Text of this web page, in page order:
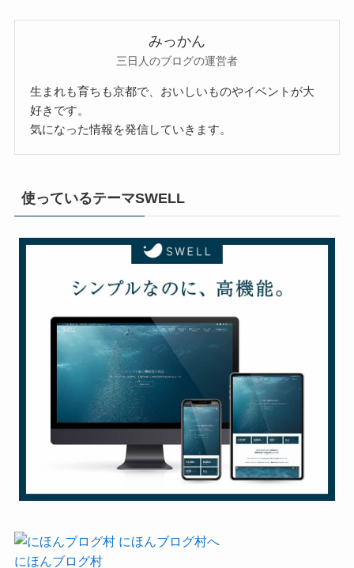
みっかん
三日人のブログの運営者
生まれも育ちも京都で、おいしいものやイベントが大
好きです。
気になった情報を発信していきます。
使っているテーマSWELL
にほんブログ村